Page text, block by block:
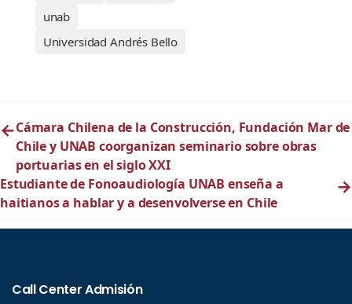
unab
Universidad Andrés Bello
←Cámara Chilena de la Construcción, Fundación Mar de
Chile y UNAB coorganizan seminario sobre obras
portuarias en el siglo XXI
Estudiante de Fonoaudiología UNAB enseña a
haitianos a hablar y a desenvolverse en Chile
→